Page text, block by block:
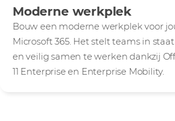
Moderne werkplek
Bouw een moderne werkplek voor
Microsoft 365. Het stelt teams in
en veilig samen te werken dankzij
11 Enterprise en Enterprise Mobility.